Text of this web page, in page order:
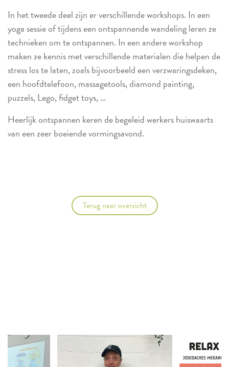
In het tweede deel zijn er verschillende workshops. In een
yoga sessie of tijdens een ontspannende wandeling leren ze
technieken om te ontspannen. In een andere workshop
maken ze kennis met verschillende materialen die helpen de
stress los te laten, zoals bijvoorbeeld een verzwaringsdeken,
een hoofdtelefoon, massagetools, diamond painting,
puzzels, Lego, fidget toys, …
Heerlijk ontspannen keren de begeleid werkers huiswaarts
van een zeer boeiende vormingsavond.
Terug naar overzicht